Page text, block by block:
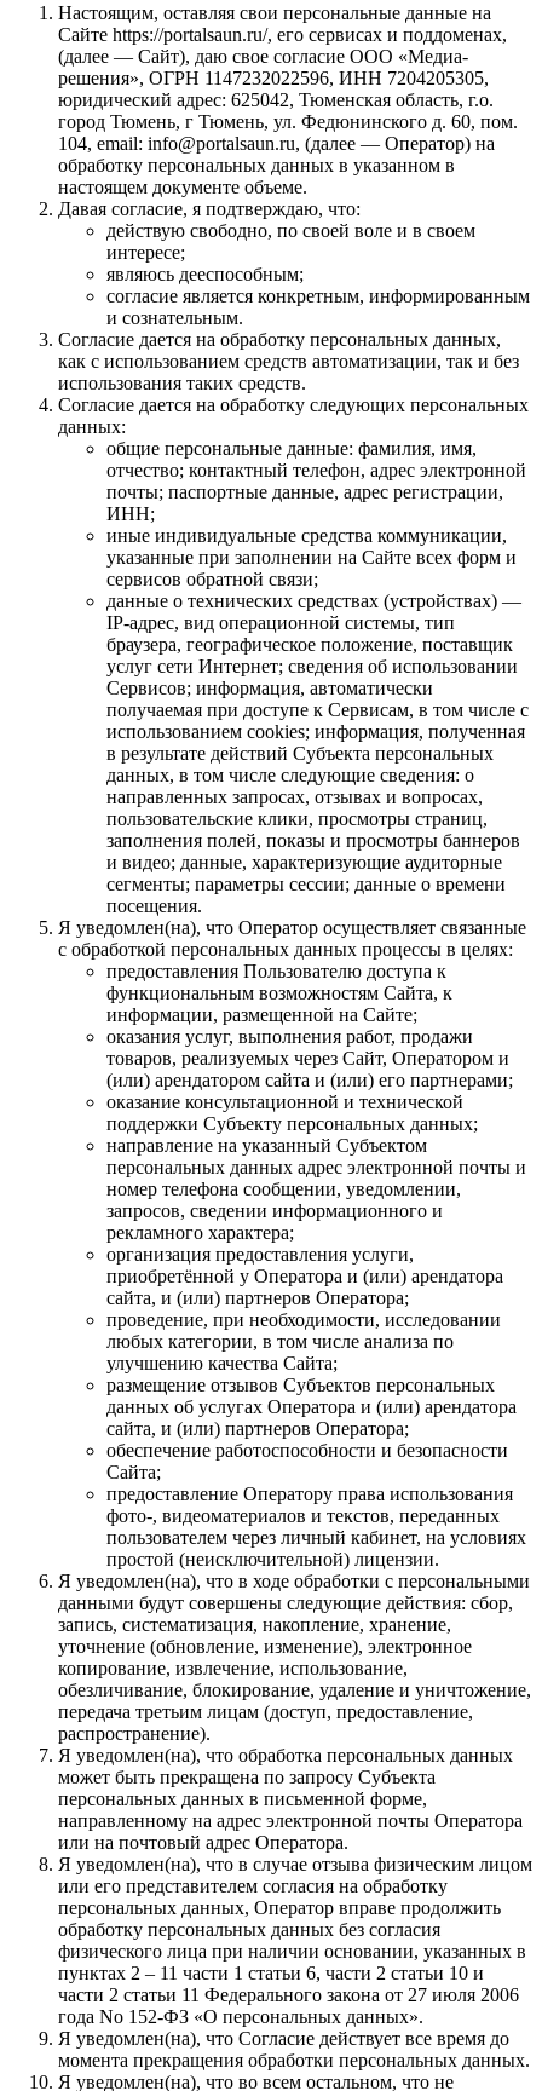
Настоящим, оставляя свои персональные данные на
Сайте https://portalsaun.ru/, его сервисах и поддоменах,
(далее — Сайт), даю свое согласие ООО «Медиа-
решения», ОГРН 1147232022596, ИНН 7204205305,
юридический адрес: 625042, Тюменская область, г.о.
город Тюмень, г Тюмень, ул. Федюнинского д. 60, пом.
104, email: info@portalsaun.ru, (далее — Оператор) на
обработку персональных данных в указанном в
настоящем документе объеме.
Давая согласие, я подтверждаю, что:
действую свободно, по своей воле и в своем
интересе;
являюсь дееспособным;
согласие является конкретным, информированным
и сознательным.
Согласие дается на обработку персональных данных,
как с использованием средств автоматизации, так и без
использования таких средств.
Согласие дается на обработку следующих персональных
данных:
общие персональные данные: фамилия, имя,
отчество; контактный телефон, адрес электронной
почты; паспортные данные, адрес регистрации,
ИНН;
иные индивидуальные средства коммуникации,
указанные при заполнении на Сайте всех форм и
сервисов обратной связи;
данные о технических средствах (устройствах) —
IP-адрес, вид операционной системы, тип
браузера, географическое положение, поставщик
услуг сети Интернет; сведения об использовании
Сервисов; информация, автоматически
получаемая при доступе к Сервисам, в том числе с
использованием cookies; информация, полученная
в результате действий Субъекта персональных
данных, в том числе следующие сведения: о
направленных запросах, отзывах и вопросах,
пользовательские клики, просмотры страниц,
заполнения полей, показы и просмотры баннеров
и видео; данные, характеризующие аудиторные
сегменты; параметры сессии; данные о времени
посещения.
Я уведомлен(на), что Оператор осуществляет связанные
с обработкой персональных данных процессы в целях:
предоставления Пользователю доступа к
функциональным возможностям Сайта, к
информации, размещенной на Сайте;
оказания услуг, выполнения работ, продажи
товаров, реализуемых через Сайт, Оператором и
(или) арендатором сайта и (или) его партнерами;
оказание консультационной и технической
поддержки Субъекту персональных данных;
направление на указанный Субъектом
персональных данных адрес электронной почты и
номер телефона сообщении, уведомлении,
запросов, сведении информационного и
рекламного характера;
организация предоставления услуги,
приобретённой у Оператора и (или) арендатора
сайта, и (или) партнеров Оператора;
проведение, при необходимости, исследовании
любых категории, в том числе анализа по
улучшению качества Сайта;
размещение отзывов Субъектов персональных
данных об услугах Оператора и (или) арендатора
сайта, и (или) партнеров Оператора;
обеспечение работоспособности и безопасности
Сайта;
предоставление Оператору права использования
фото-, видеоматериалов и текстов, переданных
пользователем через личный кабинет, на условиях
простой (неисключительной) лицензии.
Я уведомлен(на), что в ходе обработки с персональными
данными будут совершены следующие действия: сбор,
запись, систематизация, накопление, хранение,
уточнение (обновление, изменение), электронное
копирование, извлечение, использование,
обезличивание, блокирование, удаление и уничтожение,
передача третьим лицам (доступ, предоставление,
распространение).
Я уведомлен(на), что обработка персональных данных
может быть прекращена по запросу Субъекта
персональных данных в письменной форме,
направленному на адрес электронной почты Оператора
или на почтовый адрес Оператора.
Я уведомлен(на), что в случае отзыва физическим лицом
или его представителем согласия на обработку
персональных данных, Оператор вправе продолжить
обработку персональных данных без согласия
физического лица при наличии основании, указанных в
пунктах 2 – 11 части 1 статьи 6, части 2 статьи 10 и
части 2 статьи 11 Федерального закона от 27 июля 2006
года No 152-ФЗ «О персональных данных».
Я уведомлен(на), что Согласие действует все время до
момента прекращения обработки персональных данных.
Я уведомлен(на), что во всем остальном, что не